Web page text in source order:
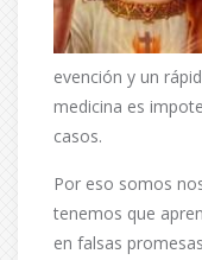
evención y un
medicina es
casos.
Por eso somos
tenemos que
en falsas